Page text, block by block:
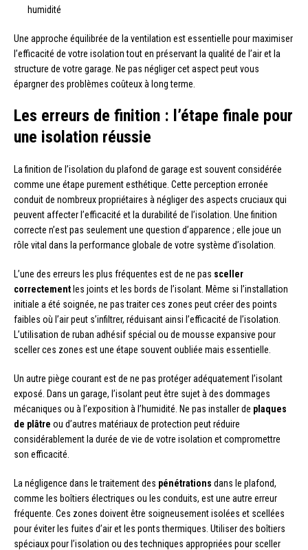
humidité
Une approche équilibrée de la ventilation est essentielle pour maximiser
l’efficacité de votre isolation tout en préservant la qualité de l’air et la
structure de votre garage. Ne pas négliger cet aspect peut vous
épargner des problèmes coûteux à long terme.
Les erreurs de finition : l’étape finale pour
une isolation réussie
La finition de l’isolation du plafond de garage est souvent considérée
comme une étape purement esthétique. Cette perception erronée
conduit de nombreux propriétaires à négliger des aspects cruciaux qui
peuvent affecter l’efficacité et la durabilité de l’isolation. Une finition
correcte n’est pas seulement une question d’apparence ; elle joue un
rôle vital dans la performance globale de votre système d’isolation.
L’une des erreurs les plus fréquentes est de ne pas sceller
correctement les joints et les bords de l’isolant. Même si l’installation
initiale a été soignée, ne pas traiter ces zones peut créer des points
faibles où l’air peut s’infiltrer, réduisant ainsi l’efficacité de l’isolation.
L’utilisation de ruban adhésif spécial ou de mousse expansive pour
sceller ces zones est une étape souvent oubliée mais essentielle.
Un autre piège courant est de ne pas protéger adéquatement l’isolant
exposé. Dans un garage, l’isolant peut être sujet à des dommages
mécaniques ou à l’exposition à l’humidité. Ne pas installer de plaques
de plâtre ou d’autres matériaux de protection peut réduire
considérablement la durée de vie de votre isolation et compromettre
son efficacité.
La négligence dans le traitement des pénétrations dans le plafond,
comme les boîtiers électriques ou les conduits, est une autre erreur
fréquente. Ces zones doivent être soigneusement isolées et scellées
pour éviter les fuites d’air et les ponts thermiques. Utiliser des boîtiers
spéciaux pour l’isolation ou des techniques appropriées pour sceller